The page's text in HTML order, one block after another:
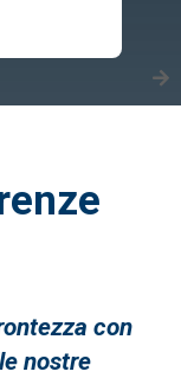
con
nostre